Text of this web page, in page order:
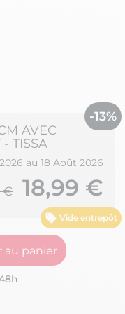
Vide entrepôt
-13%
AVEC
TISSA
au 18 Août 2026
€ 18,99 €
au panier